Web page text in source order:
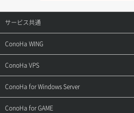
サービス共通
サポートトップ
ご契約・お支払い
用語集
ConoHa WING
サポートトップ
ご利用ガイド
ConoHa VPS
サポートトップ
ご利用ガイド
ConoHa for Windows Server
サポートトップ
ConoHa for GAME